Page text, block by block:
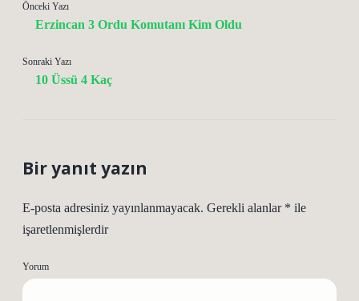
Önceki Yazı
Erzincan 3 Ordu Komutanı Kim Oldu
Sonraki Yazı
10 Üssü 4 Kaç
Bir yanıt yazın
E-posta adresiniz yayınlanmayacak. Gerekli alanlar * ile
işaretlenmişlerdir
Yorum